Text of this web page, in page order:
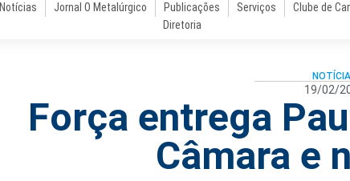
Notícias Jornal O Metalúrgico Publicações Serviços Clube de
Diretoria
19/02/
Força entrega
Câmara e